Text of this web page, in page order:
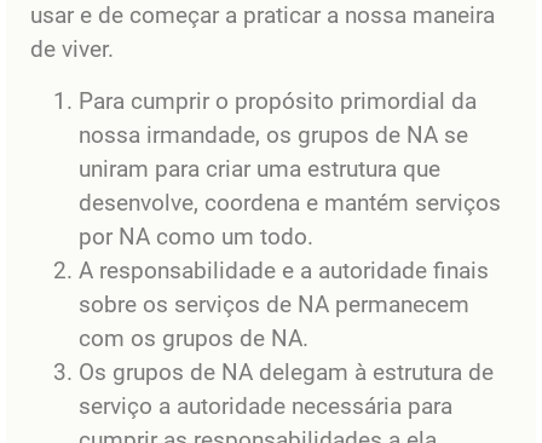
usar e de começar a praticar a nossa maneira
de viver.
Para cumprir o propósito primordial da
nossa irmandade, os grupos de NA se
uniram para criar uma estrutura que
desenvolve, coordena e mantém serviços
por NA como um todo.
A responsabilidade e a autoridade finais
sobre os serviços de NA permanecem
com os grupos de NA.
Os grupos de NA delegam à estrutura de
serviço a autoridade necessária para